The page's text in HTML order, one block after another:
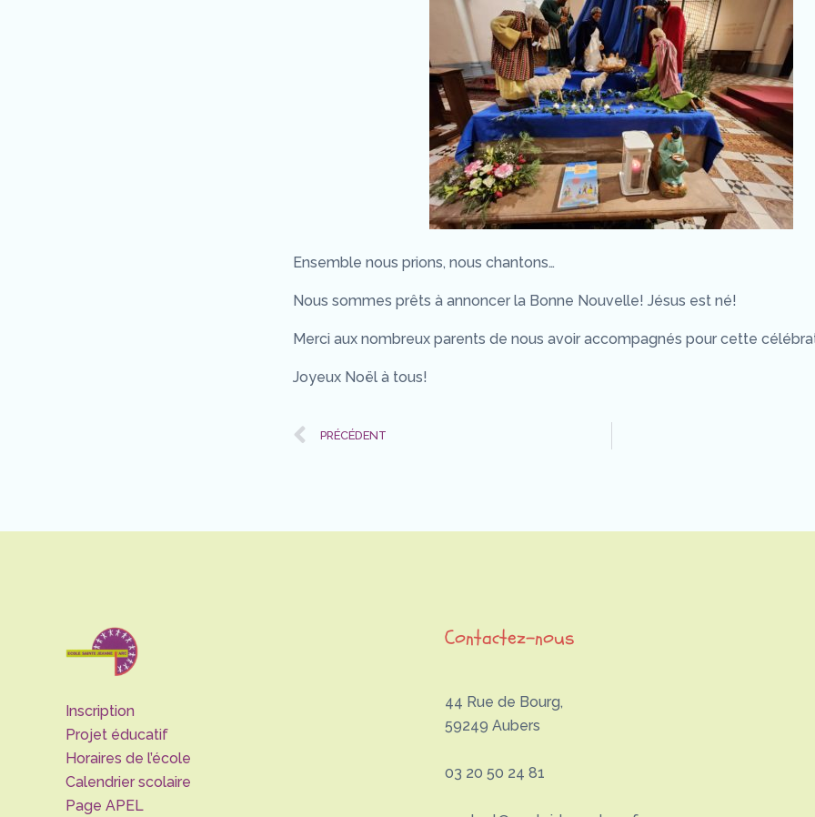
Ensemble nous prions, nous chantons…
Nous sommes prêts à annoncer la Bonne Nouvelle! Jésus est né!
Merci aux nombreux parents de nous avoir accompagnés pour cette
Joyeux Noël à tous!
PRÉCÉDENT
Inscription
Projet éducatif
Horaires de l’école
Calendrier scolaire
Page APEL
Contactez-nous
44 Rue de Bourg,
59249 Aubers
03 20 50 24 81